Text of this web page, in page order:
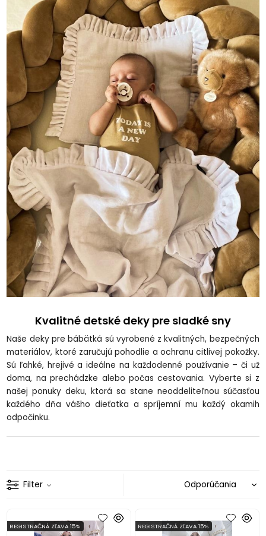
Kvalitné detské deky pre sladké sny
Naše deky pre bábätká sú vyrobené z kvalitných, bezpečných
materiálov, ktoré zaručujú pohodlie a ochranu citlivej pokožky.
Sú ľahké, hrejivé a ideálne na každodenné používanie – či už
doma, na prechádzke alebo počas cestovania. Vyberte si z
našej ponuky deku, ktorá sa stane neoddeliteľnou súčasťou
každého dňa vášho dieťatka a spríjemní mu každý okamih
odpočinku.
Filter
REGISTRAČNÁ ZĽAVA 15% REGISTRAČNÁ ZĽAVA 15%